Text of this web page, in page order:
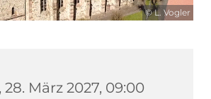
© L. Vogler
März 2027, 09:00